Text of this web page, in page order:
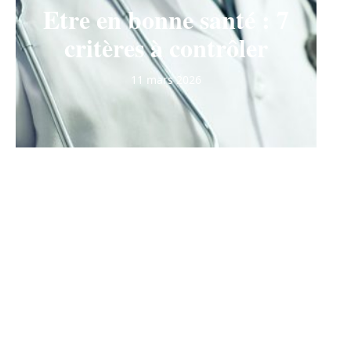
Etre en bonne santé : 7
critères à contrôler
11 mars 2026